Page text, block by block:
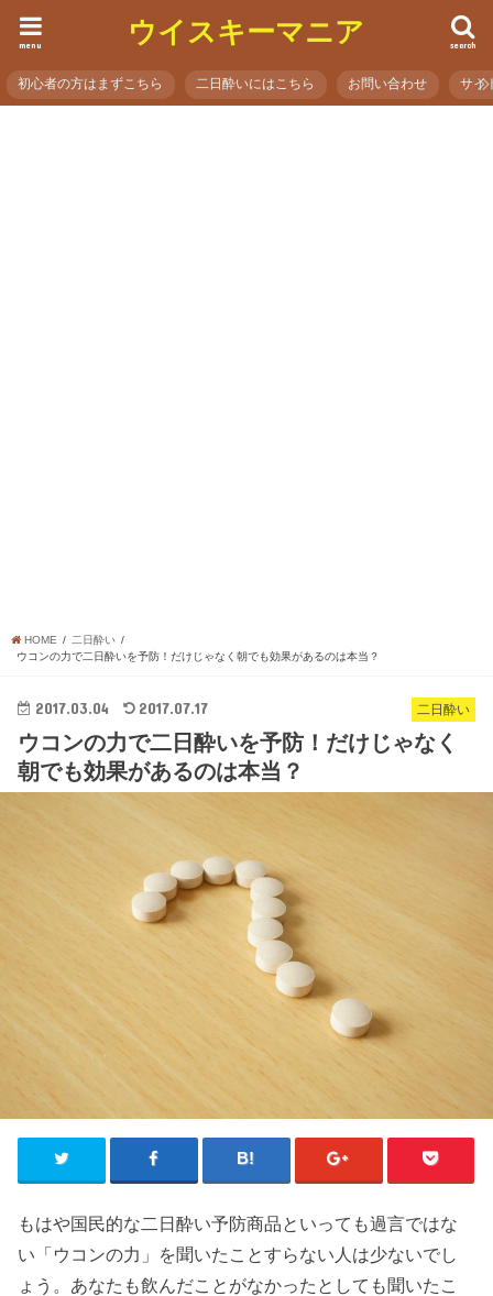
ウイスキーマニア search
menu
初心者の方はまずこちら 二日酔いにはこちら お問い合わせ サイ
HOME
二日酔い
ウコンの力で二日酔いを予防！だけじゃなく朝でも効果があるのは本当？
二日酔い
2017.03.04 2017.07.17
ウコンの力で二日酔いを予防！だけじゃなく
朝でも効果があるのは本当？
もはや国民的な二日酔い予防商品といっても過言ではな
い「ウコンの力」を聞いたことすらない人は少ないでし
ょう。あなたも飲んだことがなかったとしても聞いたこ